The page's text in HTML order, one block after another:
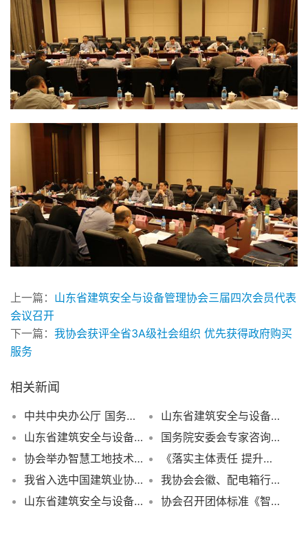
上一篇： 山东省建筑安全与设备管理协会三届四次会员代表
会议召开
下一篇： 我协会获评全省3A级社会组织 优先获得政府购买
服务
相关新闻
中共中央办公厅 国务院办公厅 印发《关于改革社会组织管理制度促进社会组织健康有序发展的意见》
山东省建筑安全与设备管理协会关于开展房屋市政工程安责险事故预防服务标识网络投票活动的通知
山东省建筑安全与设备管理协会“十四五”工作回顾
国务院安委会专家咨询委员会建筑施工专业委员会在济南召开双控体系课题审查结题会
协会举办智慧工地技术及装备展
《落实主体责任 提升工程质量安全水平》倡议书
我省入选中国建筑业协会机械管理与租赁分会2018建筑施工机械租赁信用企业及50强企业名单
我协会会徽、配电箱行业确认标识成功申请中国版权保护中心著作权登记
山东省建筑安全与设备管理协会关于印发《工程建设安全科技成果评价管理办法》的通知
协会召开团体标准《智能施工升降机安装使用技术规程》开题会议